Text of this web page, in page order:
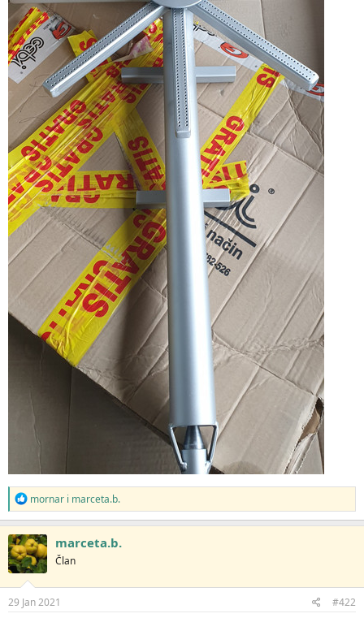
R
e
a
g
o
v
a
n
j
mornar i marceta.b.
marceta.b.
Član
29 Jan 2021 #422